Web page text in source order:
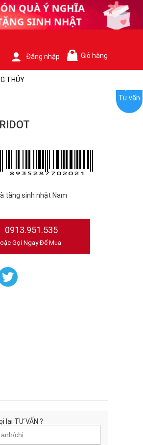
Đăng nhập Giỏ hàng
THỦY
tặng sinh nhật Nam
0913.951.535
Gọi Ngay Để Mua
lại TƯ VẤN ?
Tư vấn